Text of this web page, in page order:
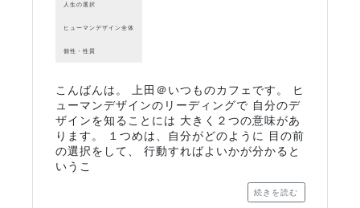
人生の選択
ヒューマンデザイン全体
個性・性質
こんばんは。 上田＠いつものカフェです。 ヒ
ューマンデザインのリーディングで 自分のデ
ザインを知ることには 大きく２つの意味があ
ります。 １つめは、自分がどのように 目の前
の選択をして、 行動すればよいかが分かると
いうこ
続きを読む